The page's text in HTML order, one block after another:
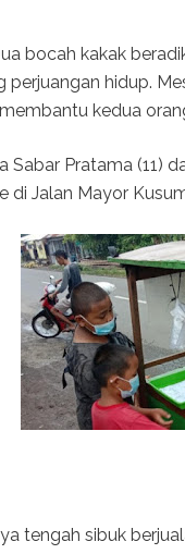
bocah kakak
hidup.
kedua
Sabar Pratama (11)
di Jalan Mayor
tengah sibuk